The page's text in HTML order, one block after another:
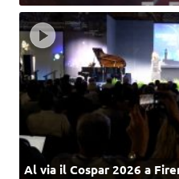
Al via il Cospar 2026 a